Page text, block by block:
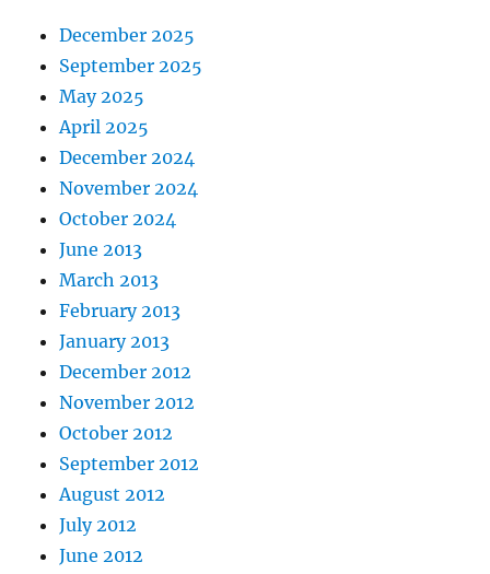
December 2025
September 2025
May 2025
April 2025
December 2024
November 2024
October 2024
June 2013
March 2013
February 2013
January 2013
December 2012
November 2012
October 2012
September 2012
August 2012
July 2012
June 2012